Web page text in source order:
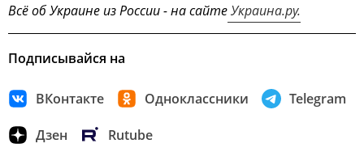
Всё об Украине из России - на сайтеУкраина.ру.
Подписывайся на
ВКонтакте Одноклассники Telegram
Дзен Rutube